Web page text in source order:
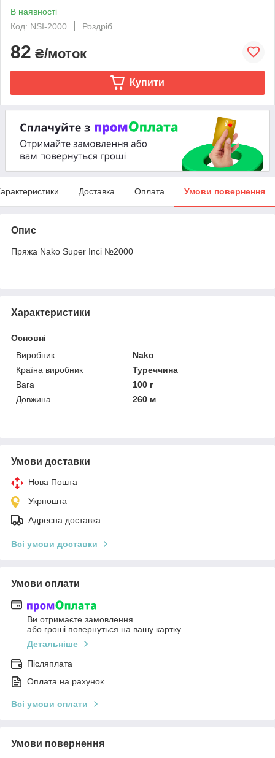
В наявності
Код: NSI-2000
Роздріб
82 ₴/моток
Купити
Доставка Оплата Умови повернення
Опис
Пряжа Nako Super Inci №2000
Характеристики
Основні
Виробник
Nako
Країна виробник
Туреччина
Вага
100 г
Довжина
260 м
Умови доставки
Нова Пошта
Укрпошта
Адресна доставка
Всі умови доставки
Умови оплати
Ви отримаєте замовлення
або гроші повернуться на вашу картку
Детальніше
Післяплата
Оплата на рахунок
Всі умови оплати
Умови повернення